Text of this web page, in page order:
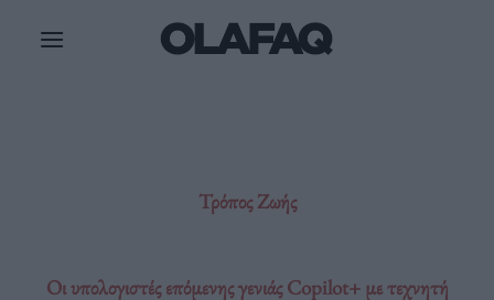
Τρόπος Ζωής
Οι υπολογιστές επόμενης γενιάς Copilot+ με τεχνητή